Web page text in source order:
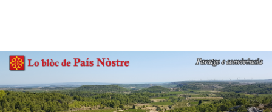
Paratge e Convivència